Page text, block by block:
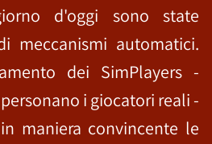
d'oggi sono state
meccanismi automatici.
dei SimPlayers -
i giocatori reali -
maniera convincente le